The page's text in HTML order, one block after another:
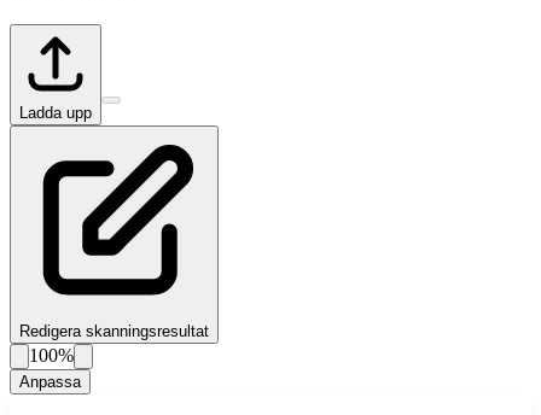
Ladda upp
Redigera skanningsresultat
100%
Anpassa